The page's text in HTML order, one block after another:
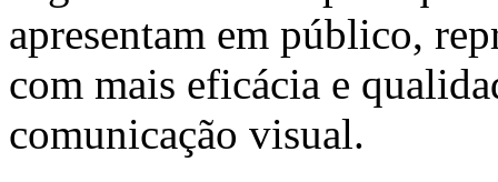
apresentam em público,
com mais eficácia e
comunicação visual.